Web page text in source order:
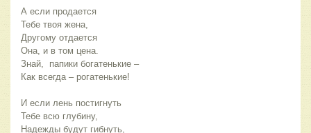
А если продается
Тебе твоя жена,
Другому отдается
Она, и в том цена.
Знай,  папики богатенькие –
Как всегда – рогатенькие!
И если лень постигнуть
Тебе всю глубину,
Надежды будут гибнуть,